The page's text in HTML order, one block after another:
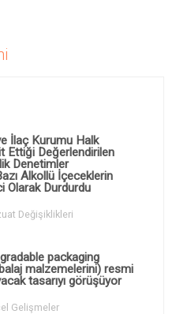
İlaç Kurumu Halk
Ettiği Değerlendirilen
Denetimler
Alkollü İçeceklerin
Olarak Durdurdu
Değişiklikleri
packaging
malzemelerini) resmi
tasarıyı görüşüyor
Gelişmeler